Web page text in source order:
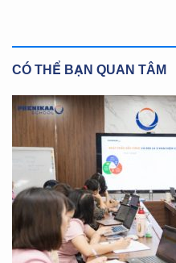
CÓ THỂ BẠN QUAN TÂM